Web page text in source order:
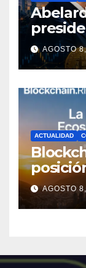
puede
AGOSTO
ACTUALIDAD
digital
AGOSTO